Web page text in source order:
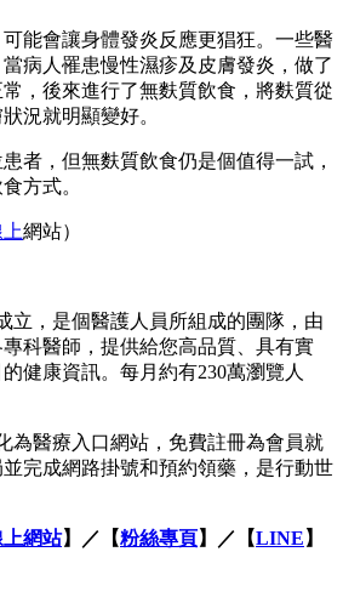
能會讓身體發炎反應更猖狂。一些醫
病人罹患慢性濕疹及皮膚發炎，做了
，後來進行了無麩質飲食，將麩質從
況就明顯變好。
者，但無麩質飲食仍是個值得一試，
方式。
網站）
立，是個醫護人員所組成的團隊，由
科醫師，提供給您高品質、具有實
健康資訊。每月約有230萬瀏覽人
為醫療入口網站，免費註冊為會員就
完成網路掛號和預約領藥，是行動世
網站】／【粉絲專頁】／【LINE 】